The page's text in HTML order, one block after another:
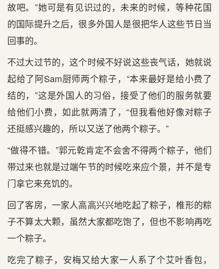
故吧。”她可是有见识过的，未来的时候，等种花国
的国际提升之后，很多外国人是很把华人这些节日当
回事的。
不过大过节的，这个时候不好说这些丧气话，她就说
起给了阿Sam厨师两个粽子，“本来最好是给小费了
结的，”这是外国人的习俗，接受了他们的服务就要
给他们小费，如此就两清了，“但我看他好像对粽子
还挺感兴趣的，所以又送了他两个粽子。”
“做得不错。”郭元乾肯定不会舍不得两个粽子，他们
带过来也就是过端午节的时候吃来应个景，并不是专
门拿它来充饥的。
回了客房，一家人高高兴兴地吃起了粽子，椎形的粽
子不算太大颗，虽然大家都吃饱了，但也不影响再吃
一个粽子。
吃完了粽子，安梅又给大家一人系了个艾叶香包，